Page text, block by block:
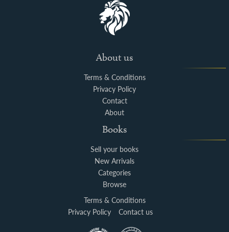
About us
Terms & Conditions
Privacy Policy
Contact
About
Books
Sell your books
New Arrivals
Categories
Browse
Terms & Conditions
Privacy Policy
Contact us